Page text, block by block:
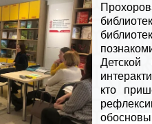
Детской
кто